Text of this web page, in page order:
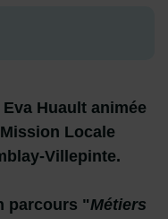
Huault animée
Locale
Villepinte.
parcours "Métiers